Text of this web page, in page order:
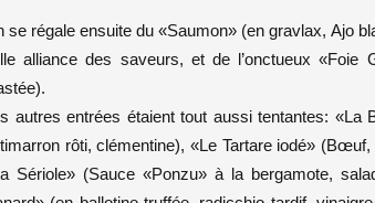
se régale ensuite du «Saumon» (en gravlax, Ajo
alliance des saveurs, et de l’onctueux
autres entrées étaient tout aussi tentantes: «La
rôti, clémentine), «Le Tartare iodé»
Sériole» (Sauce «Ponzu» à la bergamote,